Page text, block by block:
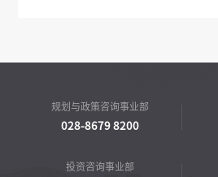
规划与政策咨询事业部
028-8679 8200
投资咨询事业部